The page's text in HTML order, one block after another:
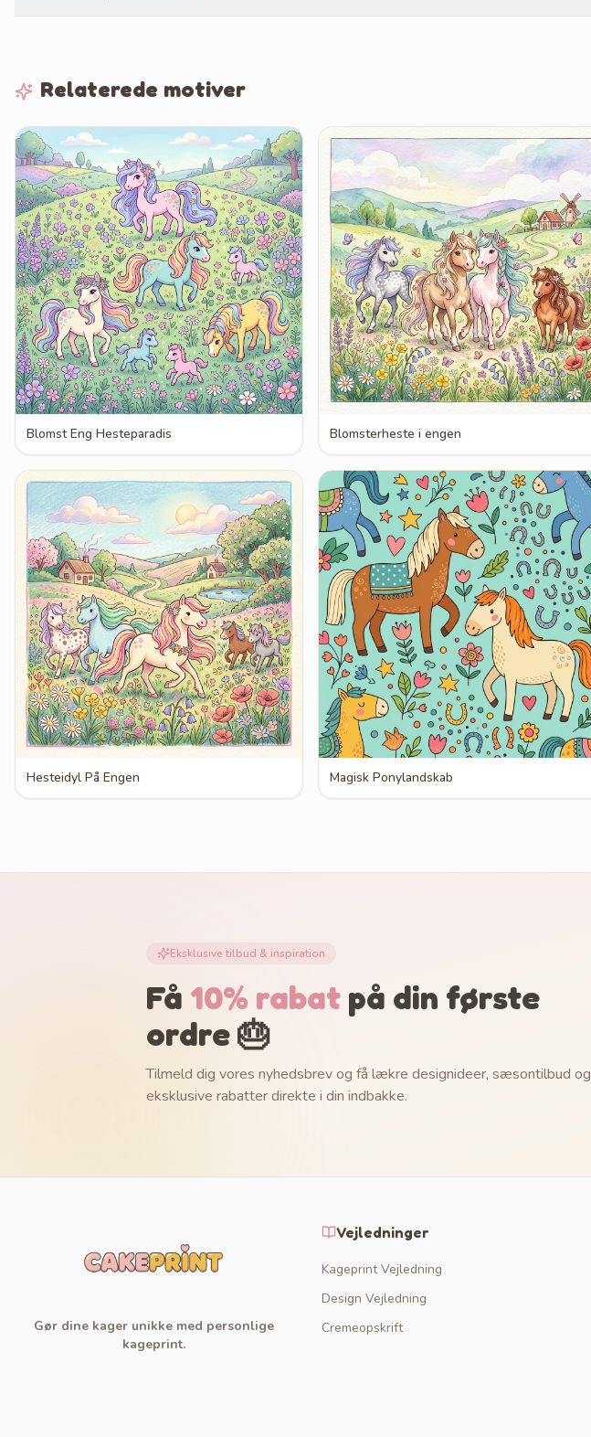
Relaterede motiver
Blomst Eng Hesteparadis Blomsterheste i engen
Hesteidyl På Engen Magisk Ponylandskab
Eksklusive tilbud & inspiration
Få 10% rabat på din første
ordre 🎂
Tilmeld dig vores nyhedsbrev og få lækre designideer, sæsontilbud og
eksklusive rabatter direkte i din indbakke.
Gør dine kager unikke med personlige
kageprint.
Vejledninger
Kageprint Vejledning
Design Vejledning
Cremeopskrift